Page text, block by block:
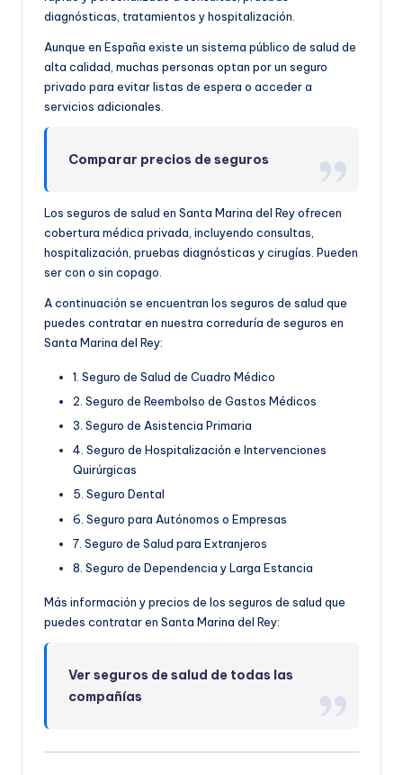
diagnósticas, tratamientos y hospitalización.
Aunque en España existe un sistema público de salud de
alta calidad, muchas personas optan por un seguro
privado para evitar listas de espera o acceder a
servicios adicionales.
Comparar precios de seguros
Los seguros de salud en Santa Marina del Rey ofrecen
cobertura médica privada, incluyendo consultas,
hospitalización, pruebas diagnósticas y cirugías. Pueden
ser con o sin copago.
A continuación se encuentran los seguros de salud que
puedes contratar en nuestra correduría de seguros en
Santa Marina del Rey:
1. Seguro de Salud de Cuadro Médico
2. Seguro de Reembolso de Gastos Médicos
3. Seguro de Asistencia Primaria
4. Seguro de Hospitalización e Intervenciones
Quirúrgicas
5. Seguro Dental
6. Seguro para Autónomos o Empresas
7. Seguro de Salud para Extranjeros
8. Seguro de Dependencia y Larga Estancia
Más información y precios de los seguros de salud que
puedes contratar en Santa Marina del Rey:
Ver seguros de salud de todas las
compañías